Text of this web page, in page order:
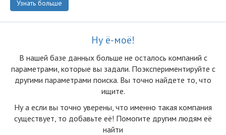
Узнать больше
Ну ё-моё!
В нашей базе данных больше не осталоcь компаний с
параметрами, которые вы задали. Поэкспериментируйте с
другими параметрами поиска. Вы точно найдете то, что
ищите.
Ну а если вы точно уверены, что именно такая компания
существует, то добавьте её! Помогите другим людям её
найти